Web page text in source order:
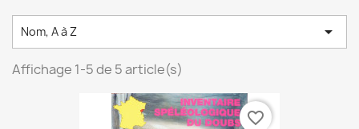
Nom, A à Z 
Affichage 1-5 de 5 article(s)
favorite_border